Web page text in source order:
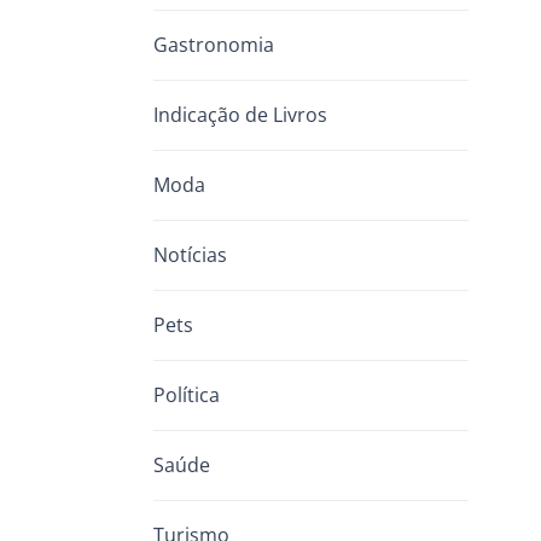
Gastronomia
Indicação de Livros
Moda
Notícias
Pets
Política
Saúde
Turismo